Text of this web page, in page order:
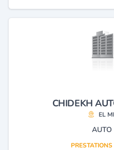
CHIDEKH
EL
AUTO
PRESTATIONS